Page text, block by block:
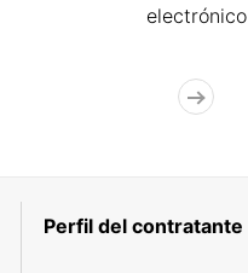
electrónico
Perfil del contratante